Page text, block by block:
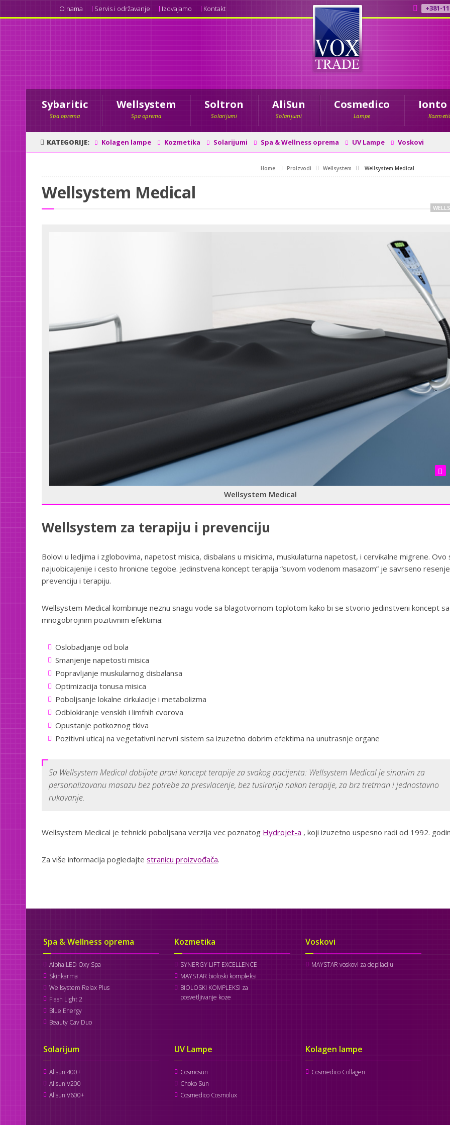
+381-
O nama Servis i održavanje Izdvajamo Kontakt
Sybaritic
Spa oprema
Wellsystem
Spa oprema
Soltron
Solarijumi
AliSun
Solarijumi
Cosmedico
Lampe
Ionto
KATEGORIJE Kolagen lampe Kozmetika Solarijumi Spa & Wellness oprema UV Lampe Voskovi
Home Proizvodi Wellsystem Wellsystem Medical
Wellsystem Medical
Wellsystem Medical
Wellsystem za terapiju i prevenciju
Bolovi u ledjima i zglobovima, napetost misica, disbalans u misicima, muskulaturna napetost, i cervikalne migrene. Ovo
najuobicajenije i cesto hronicne tegobe. Jedinstvena koncept terapija “suvom vodenom masazom” je savrseno
prevenciju i terapiju.
Wellsystem Medical kombinuje neznu snagu vode sa blagotvornom toplotom kako bi se stvorio jedinstveni koncept sa
mnogobrojnim pozitivnim efektima:
Oslobadjanje od bola
Smanjenje napetosti misica
Popravljanje muskularnog disbalansa
Optimizacija tonusa misica
Poboljsanje lokalne cirkulacije i metabolizma
Odblokiranje venskih i limfnih cvorova
Opustanje potkoznog tkiva
Pozitivni uticaj na vegetativni nervni sistem sa izuzetno dobrim efektima na unutrasnje organe
Sa Wellsystem Medical dobijate pravi koncept terapije za svakog pacijenta: Wellsystem Medical je sinonim za
personalizovanu masazu bez potrebe za presvlacenje, bez tusiranja nakon terapije, za brz tretman i jednostavno
rukovanje.
Wellsystem Medical je tehnicki poboljsana verzija vec poznatog Hydrojet-a , koji izuzetno uspesno radi od 1992.
Za više informacija pogledajte stranicu proizvođača.
Spa & Wellness oprema
Alpha LED Oxy Spa
Skinkarma
Wellsystem Relax Plus
Flash Light 2
Blue Energy
Beauty Cav Duo
Kozmetika
SYNERGY LIFT EXCELLENCE
MAYSTAR bioloski kompleksi
BIOLOSKI KOMPLEKSI za
posvetljivanje koze
Voskovi
MAYSTAR voskovi za depilaciju
Solarijum
Alisun 400+
Alisun V200
Alisun V600+
UV Lampe
Cosmosun
Choko Sun
Cosmedico Cosmolux
Kolagen lampe
Cosmedico Collagen